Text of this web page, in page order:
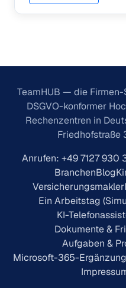
TeamHUB — die
DSGVO-konformer
Rechenzentren in
Friedhofstraße
Anrufen: +49 7127 930
BranchenBlog
Versicherungsmakler
Ein Arbeitstag
KI-
Dokumente &
Aufgaben &
Microsoft-365-Ergänzung